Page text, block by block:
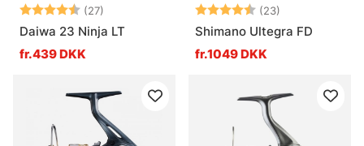
Vurdering: (27)
4.6 ud af 5 stjerner
Daiwa 23 Ninja LT
fr.439 DKK
Vurdering: (23)
Shimano Ultegra FD
fr.1049 DKK